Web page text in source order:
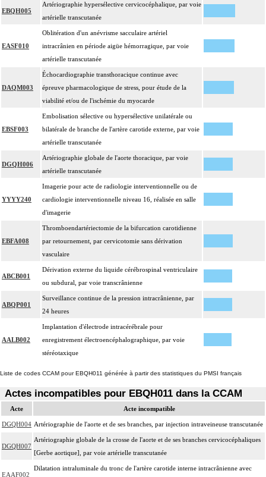
EBQH005
Artériographie hypersélective cervicocéphalique, par voie
artérielle transcutanée
EASF010
Oblitération d'un anévrisme sacculaire artériel
intracrânien en période aigüe hémorragique, par voie
artérielle transcutanée
DAQM003
Échocardiographie transthoracique continue avec
épreuve pharmacologique de stress, pour étude de la
viabilité et/ou de l'ischémie du myocarde
EBSF003
Embolisation sélective ou hypersélective unilatérale ou
bilatérale de branche de l'artère carotide externe, par voie
artérielle transcutanée
DGQH006
Artériographie globale de l'aorte thoracique, par voie
artérielle transcutanée
YYYY240
Imagerie pour acte de radiologie interventionnelle ou de
cardiologie interventionnelle niveau 16, réalisée en salle
d'imagerie
EBFA008
Thromboendartériectomie de la bifurcation carotidienne
par retournement, par cervicotomie sans dérivation
vasculaire
ABCB001
Dérivation externe du liquide cérébrospinal ventriculaire
ou subdural, par voie transcrânienne
ABQP001
Surveillance continue de la pression intracrânienne, par
24 heures
AALB002
Implantation d'électrode intracérébrale pour
enregistrement électroencéphalographique, par voie
stéréotaxique
Liste de codes CCAM pour EBQH011 générée à partir des statistiques du PMSI français
Actes incompatibles pour EBQH011 dans la CCAM
Acte Acte incompatible
DGQH004 Artériographie de l'aorte et de ses branches, par injection intraveineuse transcutanée
DGQH007
Artériographie globale de la crosse de l'aorte et de ses branches cervicocéphaliques
[Gerbe aortique], par voie artérielle transcutanée
EAAF002
Dilatation intraluminale du tronc de l'artère carotide interne intracrânienne avec